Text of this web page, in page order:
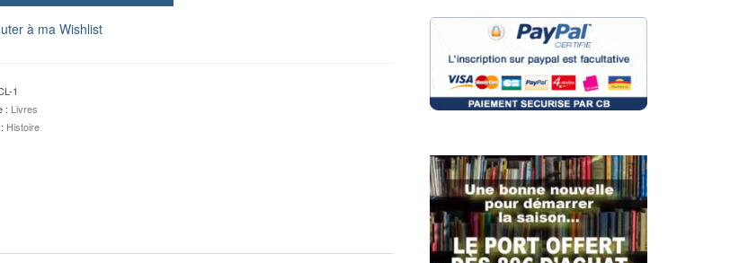
à ma Wishlist
1
: Livres
Histoire